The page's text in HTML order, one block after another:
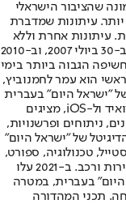
שהציבור הישראלי
יותר. עיתונות שמדברת
עיתונות אחרת וללא
תשלום. המהדורה המודפסת הראשונה פורסמה ב-30 ביולי 2007, וב-2010
הגבוה ביותר בימי
הוא עמר לחמנוביץ,
"ישראל היום" בעברית
ובאנגלית, כמו כן היישומונים (אפליקציות) לאנדרואיד ול-iOS, מציגים
ניתוחים ופרשנויות,
של "ישראל היום"
טכנולוגיה, ספורט,
כלכלה וצרכנות, בריאות, חיילים, אוכל, יהדות, תיירות ורכב. ב-2021 עלו
בעברית, במטרה
תכני המהדורה